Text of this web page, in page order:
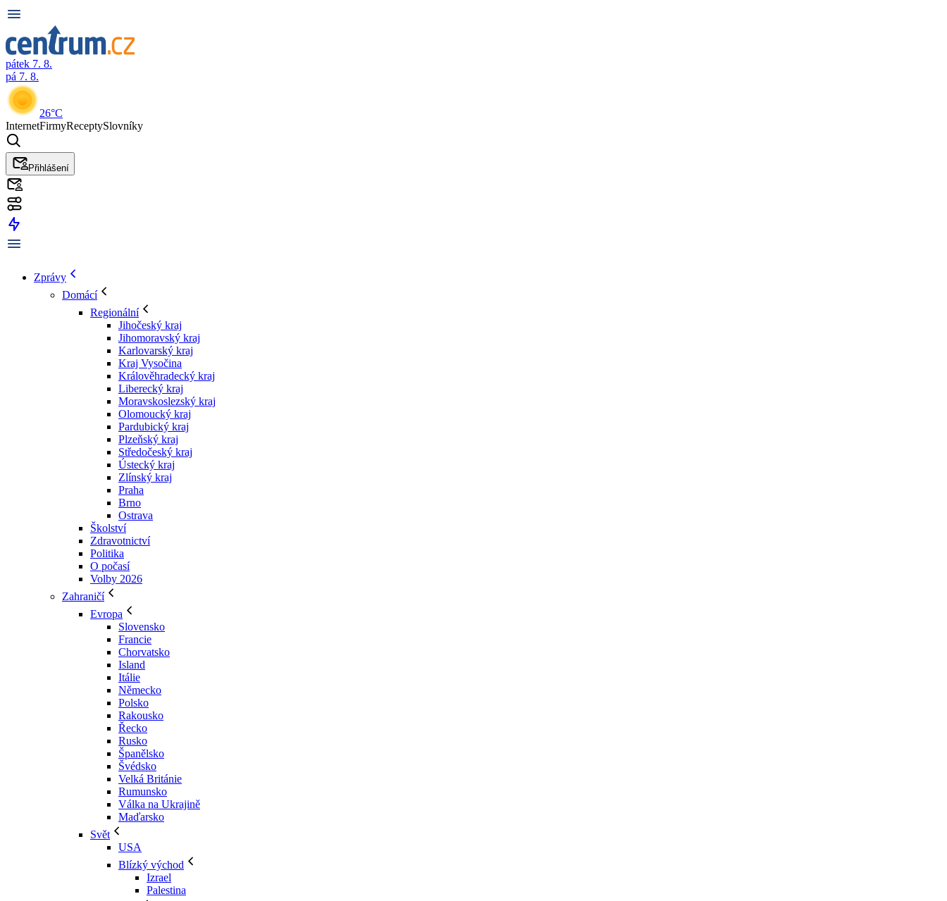
pátek 7. 8.
pá 7. 8.
26°C
InternetFirmyReceptySlovníky
Přihlášení
Zprávy
Domácí
Regionální
Jihočeský kraj
Jihomoravský kraj
Karlovarský kraj
Kraj Vysočina
Králověhradecký kraj
Liberecký kraj
Moravskoslezský kraj
Olomoucký kraj
Pardubický kraj
Plzeňský kraj
Středočeský kraj
Ústecký kraj
Zlínský kraj
Praha
Brno
Ostrava
Školství
Zdravotnictví
Politika
O počasí
Volby 2026
Zahraničí
Evropa
Slovensko
Francie
Chorvatsko
Island
Itálie
Německo
Polsko
Rakousko
Řecko
Rusko
Španělsko
Švédsko
Velká Británie
Rumunsko
Válka na Ukrajině
Maďarsko
Svět
USA
Blízký východ
Izrael
Palestina